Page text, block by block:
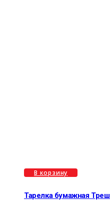
В корзину
Тарелка бумажная